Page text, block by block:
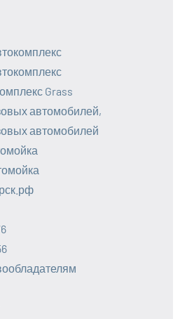
Grass
автомобилей,
автомобилей